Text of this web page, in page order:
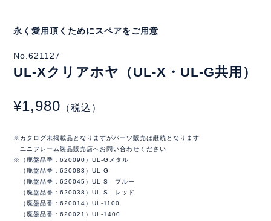
永く愛用頂くためにスペアをご用意
No.621127
UL-Xクリアホヤ（UL-X・UL-G共用）
¥1,980 （税込）
※カタログ未掲載品となりますがパーツ販売は継続となります
ユニフレーム製品販売店へお問い合わせください
※（廃盤品番：620090）UL-Gメタル
（廃盤品番：620083）UL-G
（廃盤品番：620045）UL-S ブルー
（廃盤品番：620038）UL-S レッド
（廃盤品番：620014）UL-1100
（廃盤品番：620021）UL-1400